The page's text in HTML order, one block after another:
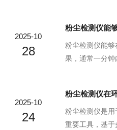
蒸气会在镜面
上的光线产生漫
益光电探测...
HO离子，检测
VOC浓度值。
中的碳和氢转化
产生的CO和
专门的装置如
捉...
2025-10
28
粉尘检测仪能
果，通常一分钟
保了测量的准
粉尘变化，有
式的设计体积小
2025-10
24
粉尘检测仪在
粉尘检测仪是
重要工具，基于